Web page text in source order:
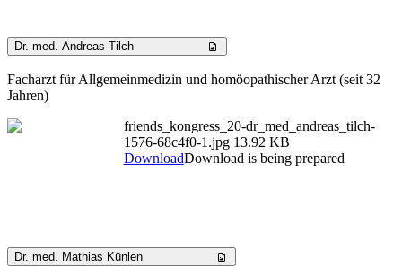
Dr. med. Andreas Tilch
Facharzt für Allgemeinmedizin und homöopathischer Arzt (seit 32
Jahren)
friends_kongress_20-dr_med_andreas_tilch-
1576-68c4f0-1.jpg 13.92 KB
DownloadDownload is being prepared
Dr. med. Mathias Künlen